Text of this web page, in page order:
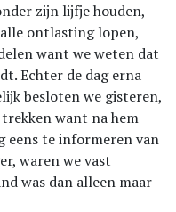
zijn lijfje houden,
ontlasting lopen,
want we weten dat
Echter de dag erna
besloten we gisteren,
want na hem
eens te informeren van
waren we vast
was dan alleen maar